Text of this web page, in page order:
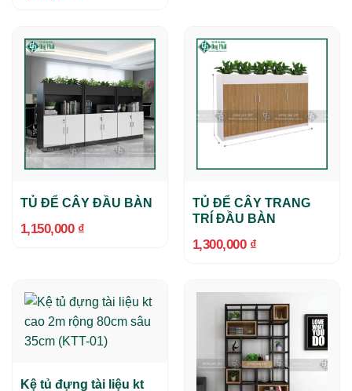
TỦ ĐỂ CÂY ĐẦU BÀN
1,150,000 ₫
TỦ ĐỂ CÂY TRANG
TRÍ ĐẦU BÀN
1,300,000 ₫
Kệ tủ đựng tài liệu kt